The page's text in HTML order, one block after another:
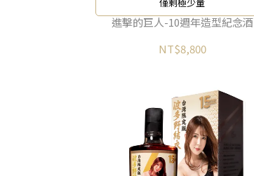
僅剩極少量
進擊的巨人-10週年造型紀念酒
NT$8,800